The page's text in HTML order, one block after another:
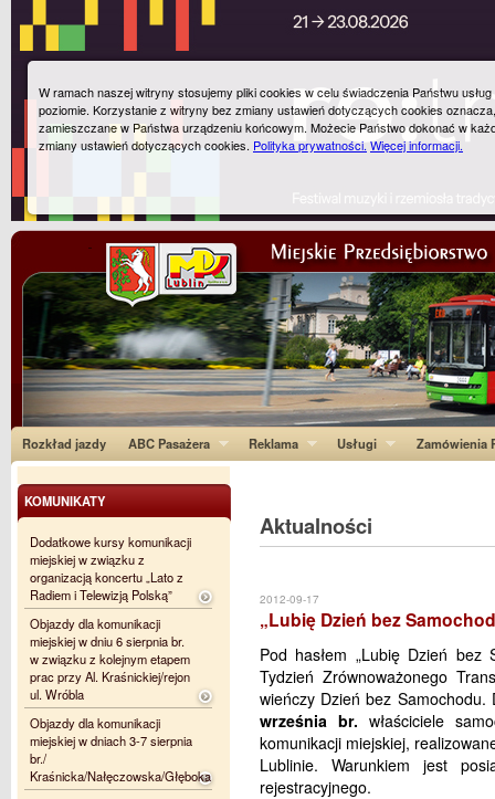
Rozkład jazdy ABC Pasażera Reklama Usługi Zamówienia
Aktualności
2012-09-17
„Lubię Dzień bez
Pod hasłem „Lubię Dzień bez
Tydzień Zrównoważonego
wieńczy Dzień bez
września br. właściciele
komunikacji miejskiej,
Lublinie. Warunkiem jest
rejestracyjnego.
KOMUNIKATY
Dodatkowe kursy komunikacji
miejskiej w związku z
organizacją koncertu „Lato z
Radiem i Telewizją Polską”
Objazdy dla komunikacji
miejskiej w dniu 6 sierpnia br.
w związku z kolejnym etapem
prac przy Al. Kraśnickiej/rejon
ul. Wróbla
Objazdy dla komunikacji
miejskiej w dniach 3-7 sierpnia
br./
Kraśnicka/Nałęczowska/Głęboka
W ramach naszej witryny stosujemy pliki cookies w celu świadczenia Państwu
poziomie. Korzystanie z witryny bez zmiany ustawień dotyczących cookies
zamieszczane w Państwa urządzeniu końcowym. Możecie Państwo dokonać w
zmiany ustawień dotyczących cookies. Polityka prywatności.Więcej informacji.